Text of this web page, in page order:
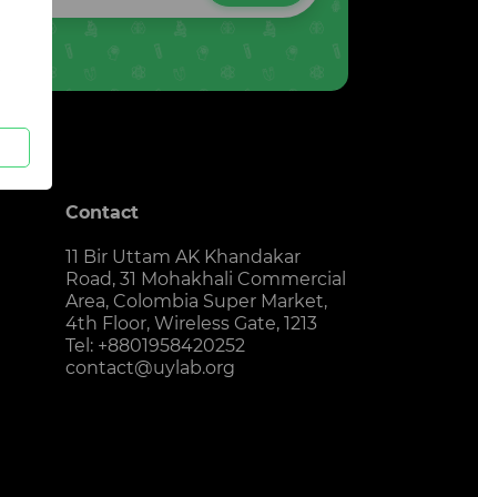
Contact
11 Bir Uttam AK Khandakar
Road, 31 Mohakhali Commercial
Area, Colombia Super Market,
4th Floor, Wireless Gate, 1213
Tel: +8801958420252
contact@uylab.org